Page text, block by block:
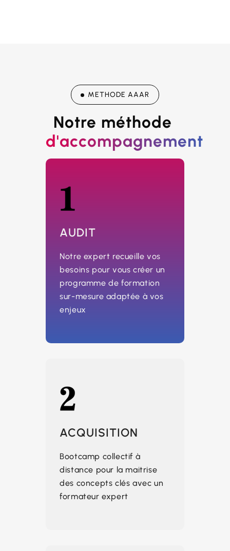
METHODE AAAR
Notre méthode
d'accompagnement
AUDIT
Notre expert recueille vos
besoins pour vous créer un
programme de formation
sur-mesure adaptée à vos
enjeux
ACQUISITION
Bootcamp collectif à
distance pour la maitrise
des concepts clés avec un
formateur expert